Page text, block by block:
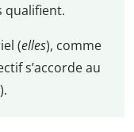
qualifient.
(elles), comme
s’accorde au
).